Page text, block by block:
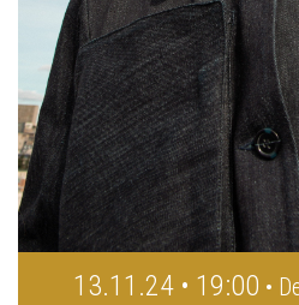
13.11.24 • 19:00 •